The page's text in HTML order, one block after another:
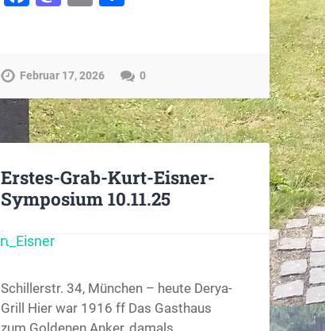
Februar 17, 2026 0
Erstes-Grab-Kurt-Eisner-
Symposium 10.11.25
Schillerstr. 34, München – heute Derya-
Grill Hier war 1916 ff Das Gasthaus
zum Goldenen Anker, damals